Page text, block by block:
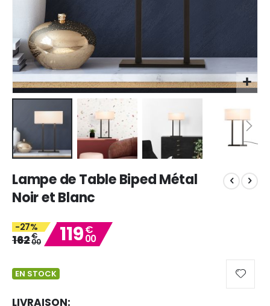
to
the
beginning
the
images
Lampe de Table Biped Métal
Noir et Blanc
-27%
162€
00 119€
00
EN STOCK
LIVRAISON: